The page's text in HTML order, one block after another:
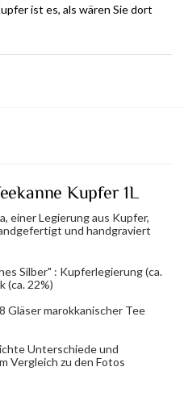
ist es, als wären Sie dort
Kupfer 1L
einer Legierung aus Kupfer,
und handgraviert
Silber" : Kupferlegierung (ca.
(ca. 22%)
Gläser marokkanischer Tee
Unterschiede und
Vergleich zu den Fotos